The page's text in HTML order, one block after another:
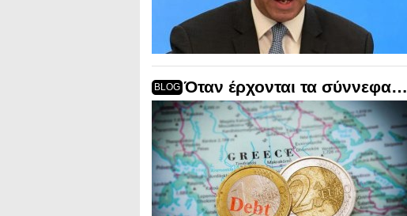
BLOG Όταν έρχονται τα σύννεφα…